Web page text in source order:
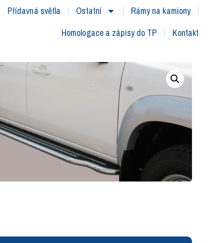
Přídavná světla Ostatní
Rámy na kamiony
Homologace a zápisy do TP
Kontakt